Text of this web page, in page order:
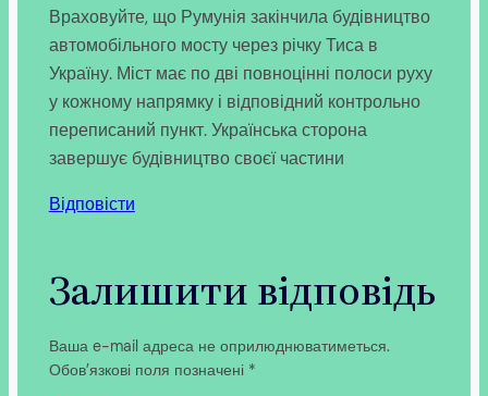
Враховуйте, що Румунія закінчила будівництво
автомобільного мосту через річку Тиса в
Україну. Міст має по дві повноцінні полоси руху
у кожному напрямку і відповідний контрольно
переписаний пункт. Українська сторона
завершує будівництво своєї частини
Відповісти
Залишити відповідь
Ваша e-mail адреса не оприлюднюватиметься.
Обов’язкові поля позначені *